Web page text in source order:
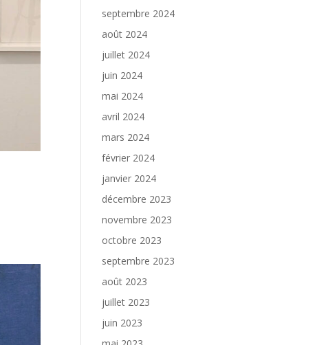
septembre 2024
août 2024
juillet 2024
juin 2024
mai 2024
avril 2024
mars 2024
février 2024
janvier 2024
décembre 2023
novembre 2023
octobre 2023
septembre 2023
août 2023
juillet 2023
juin 2023